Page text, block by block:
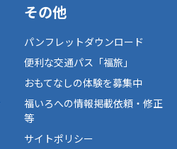
その他
パンフレットダウンロード
便利な交通パス「福旅」
おもてなしの体験を募集中
福いろへの情報掲載依頼・修正
等
サイトポリシー